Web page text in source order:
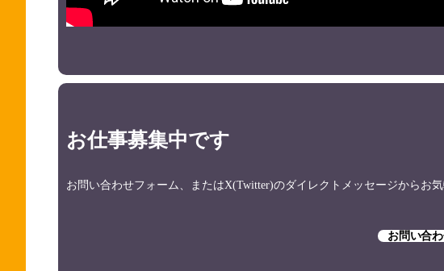
お仕事募集中です
お問い合わせフォーム、またはX(Twitter)のダイレクトメッセージからお
お問い合